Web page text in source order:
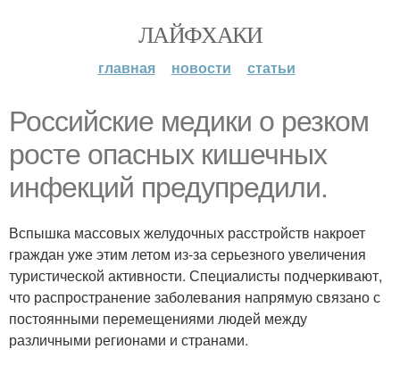
ЛАЙФХАКИ
главная новости статьи
Российские медики о резком
росте опасных кишечных
инфекций предупредили.
Вспышка массовых желудочных расстройств накроет
граждан уже этим летом из-за серьезного увеличения
туристической активности. Специалисты подчеркивают,
что распространение заболевания напрямую связано с
постоянными перемещениями людей между
различными регионами и странами.